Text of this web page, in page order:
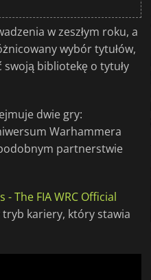
w zeszłym roku, a
wybór tytułów,
swoją bibliotekę o tytuły
dwie gry:
Warhammera
partnerstwie
- The FIA WRC Official
kariery, który stawia